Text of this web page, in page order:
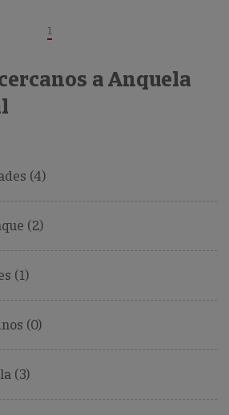
1
a Anquela
(4)
(2)
(1)
(0)
(3)